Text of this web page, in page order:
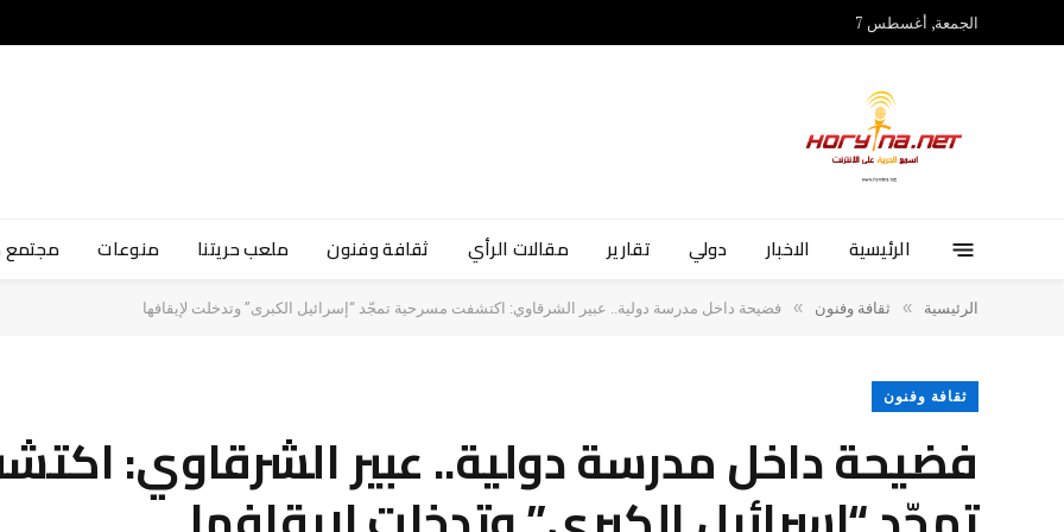
الجمعة, أغسطس 7
الرئيسية الاخبار دولي تقارير مقالات الرأي ثقافة وفنون ملعب حريتنا منوعات
الرئيسية » ثقافة وفنون » فضيحة داخل مدرسة دولية.. عبير الشرقاوي: اكتشفت مسرحية تمجّد “إسرائيل الكبرى” وتدخلت لإيقافها
ثقافة وفنون
فضيحة داخل مدرسة دولية.. عبير الشرقاوي: